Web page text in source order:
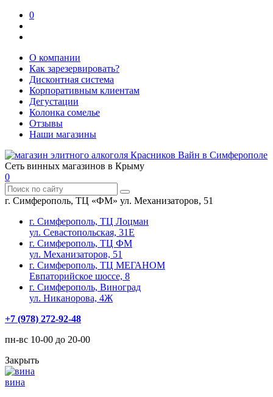
0
О компании
Как зарезервировать?
Дисконтная система
Корпоративным клиентам
Дегустации
Колонка сомелье
Отзывы
Наши магазины
Сеть винных магазинов в Крыму
0
г. Симферополь, ТЦ «ФМ» ул. Механизаторов, 51
г. Симферополь, ТЦ Лоцман
ул. Севастопольская, 31Е
г. Симферополь, ТЦ ФМ
ул. Механизаторов, 51
г. Симферополь, ТЦ МЕГАНОМ
Евпаторийское шоссе, 8
г. Симферополь, Виноград
ул. Никанорова, 4Ж
+7 (978) 272-92-48
пн-вс 10-00 до 20-00
Закрыть
вина